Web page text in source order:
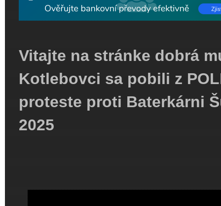
Vitajte na stránke dobrá
Kotlebovci sa pobili z
proteste proti Baterkárni
2025